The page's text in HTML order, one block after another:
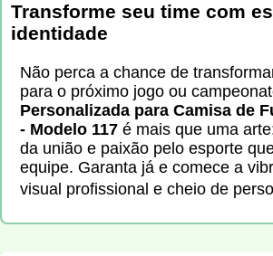
Transforme seu time com
identidade
Não perca a chance de
para o próximo jogo ou
Personalizada para Camisa de
- Modelo 117 é mais que uma
da união e paixão pelo esporte
equipe. Garanta já e comece a
visual profissional e cheio de